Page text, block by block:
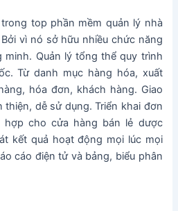
top phần mềm quản lý nhà
vì nó sở hữu nhiều chức năng
Quản lý tổng thể quy trình
Từ danh mục hàng hóa, xuất
hóa đơn, khách hàng. Giao
thiện, dễ sử dụng. Triển khai đơn
hợp cho cửa hàng bán lẻ dược
kết quả hoạt động mọi lúc mọi
cáo điện tử và bảng, biểu phân